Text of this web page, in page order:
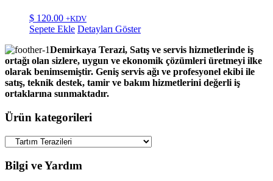
$ 120.00 +KDV
Sepete Ekle Detayları Göster
Demirkaya Terazi, Satış ve servis hizmetlerinde iş
ortağı olan sizlere, uygun ve ekonomik çözümleri üretmeyi ilke
olarak benimsemiştir. Geniş servis ağı ve profesyonel ekibi ile
satış, teknik destek, tamir ve bakım hizmetlerini değerli iş
ortaklarına sunmaktadır.
Ürün kategorileri
Bilgi ve Yardım